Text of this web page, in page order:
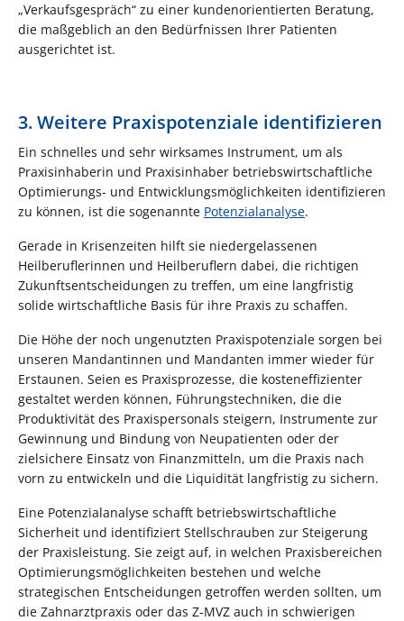
„Verkaufsgespräch“ zu einer kundenorientierten Beratung,
die maßgeblich an den Bedürfnissen Ihrer Patienten
ausgerichtet ist.
3. Weitere Praxispotenziale identifizieren
Ein schnelles und sehr wirksames Instrument, um als
Praxisinhaberin und Praxisinhaber betriebswirtschaftliche
Optimierungs- und Entwicklungsmöglichkeiten identifizieren
zu können, ist die sogenannte Potenzialanalyse.
Gerade in Krisenzeiten hilft sie niedergelassenen
Heilberuflerinnen und Heilberuflern dabei, die richtigen
Zukunftsentscheidungen zu treffen, um eine langfristig
solide wirtschaftliche Basis für ihre Praxis zu schaffen.
Die Höhe der noch ungenutzten Praxispotenziale sorgen bei
unseren Mandantinnen und Mandanten immer wieder für
Erstaunen. Seien es Praxisprozesse, die kosteneffizienter
gestaltet werden können, Führungstechniken, die die
Produktivität des Praxispersonals steigern, Instrumente zur
Gewinnung und Bindung von Neupatienten oder der
zielsichere Einsatz von Finanzmitteln, um die Praxis nach
vorn zu entwickeln und die Liquidität langfristig zu sichern.
Eine Potenzialanalyse schafft betriebswirtschaftliche
Sicherheit und identifiziert Stellschrauben zur Steigerung
der Praxisleistung. Sie zeigt auf, in welchen Praxisbereichen
Optimierungsmöglichkeiten bestehen und welche
strategischen Entscheidungen getroffen werden sollten, um
die Zahnarztpraxis oder das Z-MVZ auch in schwierigen